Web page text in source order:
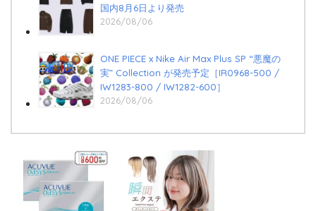
国内8月6日より発売
2026/08/06
ONE PIECE x Nike Air Max Plus SP “悪魔の
実” Collection が発売予定［IR0968-500 /
IW1283-800 / IW1282-600］
2026/08/06